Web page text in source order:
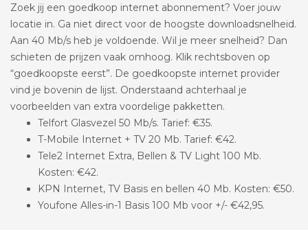
Zoek jij een goedkoop internet abonnement? Voer jouw
locatie in. Ga niet direct voor de hoogste downloadsnelheid.
Aan 40 Mb/s heb je voldoende. Wil je meer snelheid? Dan
schieten de prijzen vaak omhoog. Klik rechtsboven op
“goedkoopste eerst”. De goedkoopste internet provider
vind je bovenin de lijst. Onderstaand achterhaal je
voorbeelden van extra voordelige pakketten.
Telfort Glasvezel 50 Mb/s. Tarief: €35.
T-Mobile Internet + TV 20 Mb. Tarief: €42.
Tele2 Internet Extra, Bellen & TV Light 100 Mb.
Kosten: €42.
KPN Internet, TV Basis en bellen 40 Mb. Kosten: €50.
Youfone Alles-in-1 Basis 100 Mb voor +/- €42,95.